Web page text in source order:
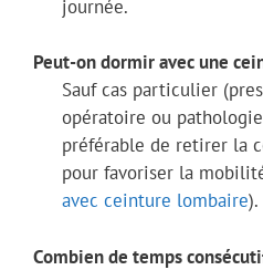
journée.
Peut-on dormir avec une
Sauf cas particulier
opératoire ou
préférable de retirer la
pour favoriser la
avec ceinture lombaire).
Combien de temps